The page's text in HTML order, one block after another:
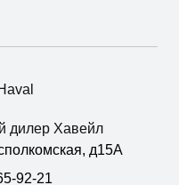
дилер Хавейл
д15А
92-21